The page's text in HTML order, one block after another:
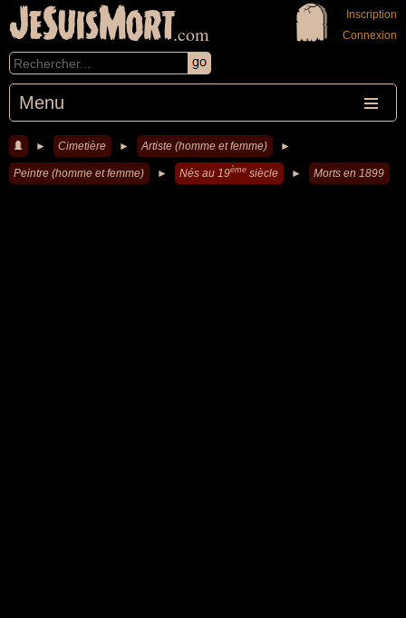
JeSuisMort.com
Menu
Inscription
Connexion
► Cimetière ► Artiste (homme et femme) ►
Peintre (homme et femme) ► Nés au 19ème siècle ► Morts en 1899